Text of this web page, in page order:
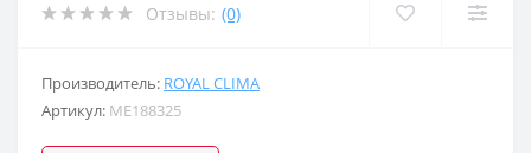
Отзывы: (0)
Производитель: ROYAL CLIMA
Артикул: ME188325